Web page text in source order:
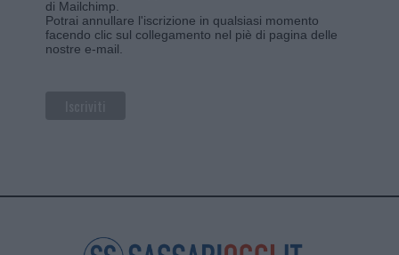
di Mailchimp
Potrai annullare l'iscrizione in qualsiasi momento
facendo clic sul collegamento nel piè di pagina delle
nostre e-mail.